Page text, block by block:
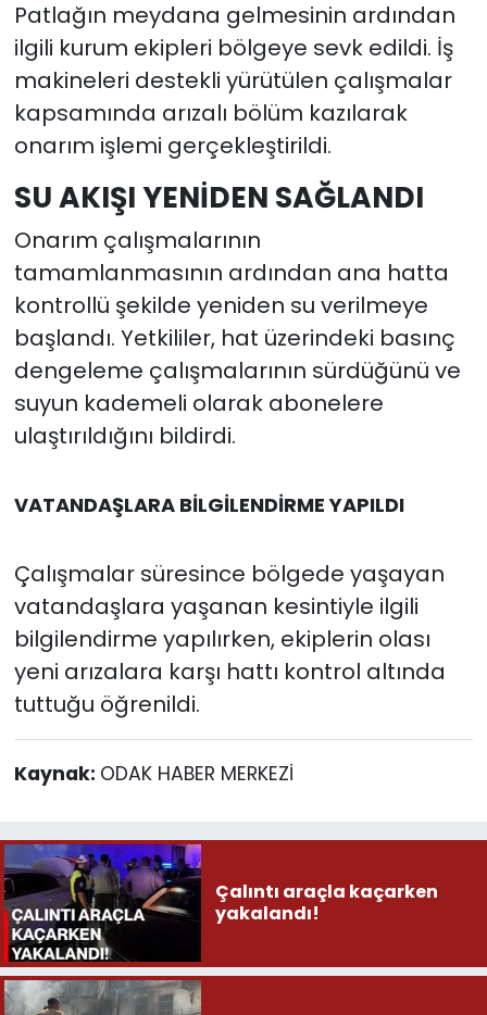
Patlağın meydana gelmesinin ardından
ilgili kurum ekipleri bölgeye sevk edildi. İş
makineleri destekli yürütülen çalışmalar
kapsamında arızalı bölüm kazılarak
onarım işlemi gerçekleştirildi.
SU AKIŞI YENİDEN SAĞLANDI
Onarım çalışmalarının
tamamlanmasının ardından ana hatta
kontrollü şekilde yeniden su verilmeye
başlandı. Yetkililer, hat üzerindeki basınç
dengeleme çalışmalarının sürdüğünü ve
suyun kademeli olarak abonelere
ulaştırıldığını bildirdi.
VATANDAŞLARA BİLGİLENDİRME YAPILDI
Çalışmalar süresince bölgede yaşayan
vatandaşlara yaşanan kesintiyle ilgili
bilgilendirme yapılırken, ekiplerin olası
yeni arızalara karşı hattı kontrol altında
tuttuğu öğrenildi.
Kaynak: ODAK HABER MERKEZİ
Çalıntı araçla kaçarken
yakalandı!